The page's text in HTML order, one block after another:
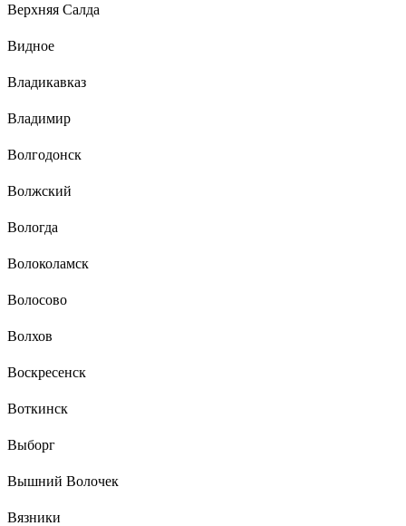
Верхняя Салда
Видное
Владикавказ
Владимир
Волгодонск
Волжский
Вологда
Волоколамск
Волосово
Волхов
Воскресенск
Воткинск
Выборг
Вышний Волочек
Вязники